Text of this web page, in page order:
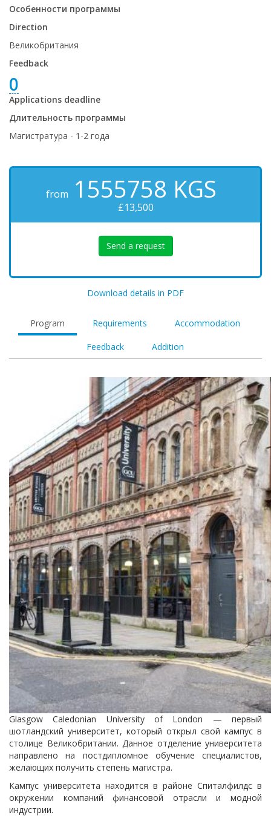
Особенности программы
Direction
Великобритания
Feedback
0
Applications deadline
Длительность программы
Магистратура - 1-2 года
from 1555758 KGS
£13,500
Send a request
Download details in PDF
Program Requirements Accommodation
Feedback Addition
Glasgow Caledonian University of London — первый
шотландский университет, который открыл свой кампус в
столице Великобритании. Данное отделение университета
направлено на постдипломное обучение специалистов,
желающих получить степень магистра.
Кампус университета находится в районе Спиталфилдс в
окружении компаний финансовой отрасли и модной
индустрии.